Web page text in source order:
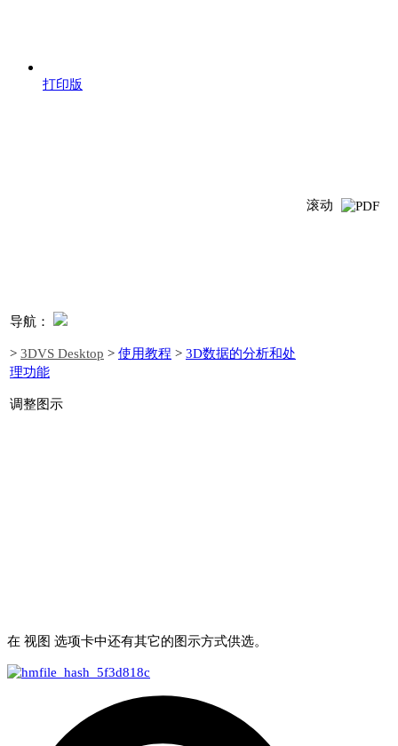
打印版
导航：
> 3DVS Desktop > 使用教程 > 3D数据的分析和处
理功能
调整图示
滚动
在 视图 选项卡中还有其它的图示方式供选。